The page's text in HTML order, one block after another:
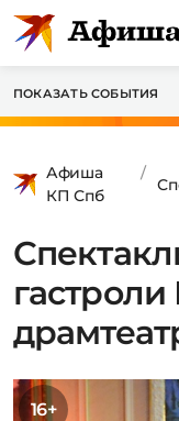
ПОКАЗАТЬ СОБЫТИЯ
Афиша
КП Спб
гастроли
16+